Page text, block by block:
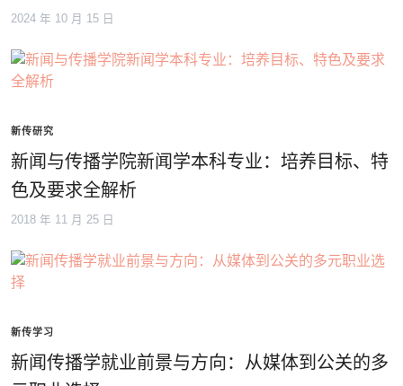
2024 年 10 月 15 日
新传研究
新闻与传播学院新闻学本科专业：培养目标、特
色及要求全解析
2018 年 11 月 25 日
新传学习
新闻传播学就业前景与方向：从媒体到公关的多